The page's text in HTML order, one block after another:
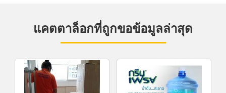
แคตตาล็อกที่ถูกขอข้อมูลล่าสุด